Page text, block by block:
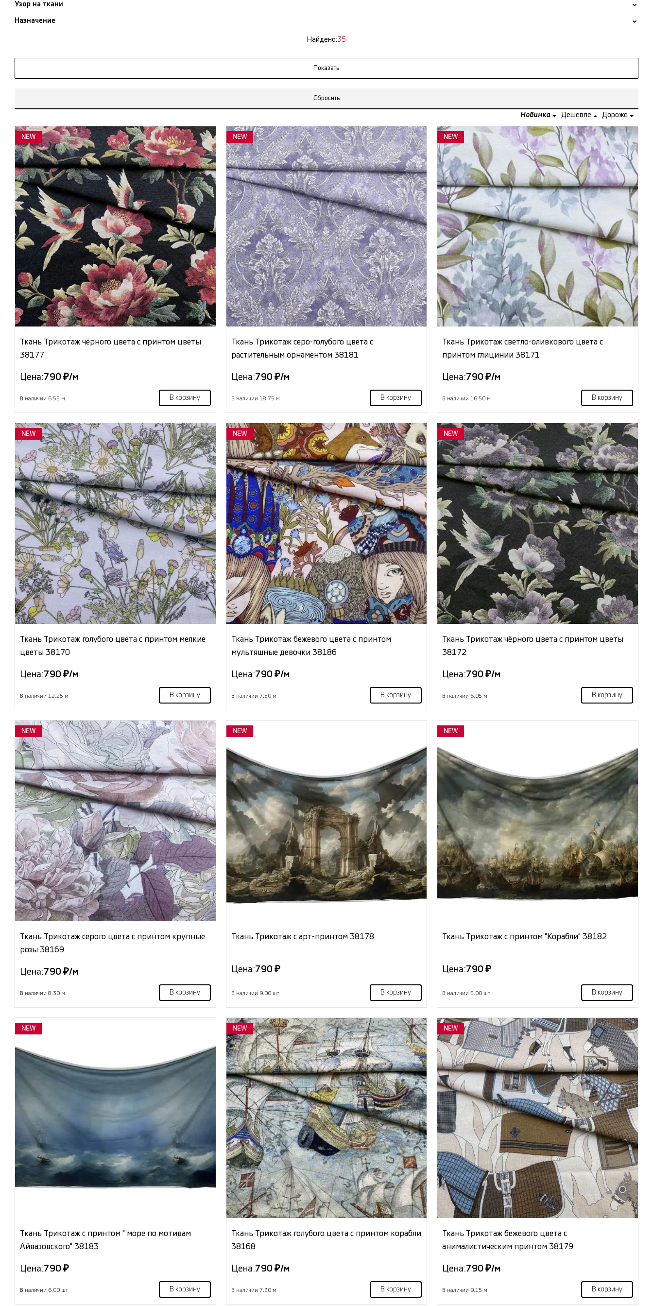
Узор на ткани
Назначение
Найдено:35
Сбросить
Новинка Дешевле Дороже
NEW
Ткань Трикотаж чёрного цвета с принтом цветы
38177
Цена:790 ₽/м
В наличии 6.55 м В корзину
NEW
Ткань Трикотаж серо-голубого цвета с
растительным орнаментом 38181
Цена:790 ₽/м
В наличии 18.75 м В корзину
NEW
Ткань Трикотаж светло-оливкового цвета с
принтом глицинии 38171
Цена:790 ₽/м
В наличии 16.50 м В корзину
NEW
Ткань Трикотаж голубого цвета с принтом мелкие
цветы 38170
Цена:790 ₽/м
В наличии 12.25 м В корзину
NEW
Ткань Трикотаж бежевого цвета с принтом
мультяшные девочки 38186
Цена:790 ₽/м
В наличии 7.50 м В корзину
NEW
Ткань Трикотаж чёрного цвета с принтом цветы
38172
Цена:790 ₽/м
В наличии 6.05 м В корзину
NEW
Ткань Трикотаж серого цвета с принтом крупные
розы 38169
Цена:790 ₽/м
В наличии 8.30 м В корзину
NEW
Ткань Трикотаж с арт-принтом 38178
Цена:790 ₽
В наличии 9.00 шт В корзину
NEW
Ткань Трикотаж с принтом "Корабли" 38182
Цена:790 ₽
В наличии 5.00 шт В корзину
NEW
Ткань Трикотаж с принтом " море по мотивам
Айвазовского" 38183
Цена:790 ₽
В наличии 6.00 шт В корзину
NEW
Ткань Трикотаж голубого цвета с принтом корабли
38168
Цена:790 ₽/м
В наличии 7.30 м В корзину
NEW
Ткань Трикотаж бежевого цвета с
анималистическим принтом 38179
Цена:790 ₽/м
В наличии 9.15 м В корзину